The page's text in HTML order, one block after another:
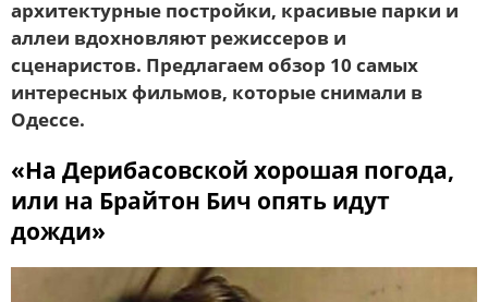
архитектурные постройки, красивые парки и
аллеи вдохновляют режиссеров и
сценаристов. Предлагаем обзор 10 самых
интересных фильмов, которые снимали в
Одессе.
«На Дерибасовской хорошая погода,
или на Брайтон Бич опять идут
дожди»